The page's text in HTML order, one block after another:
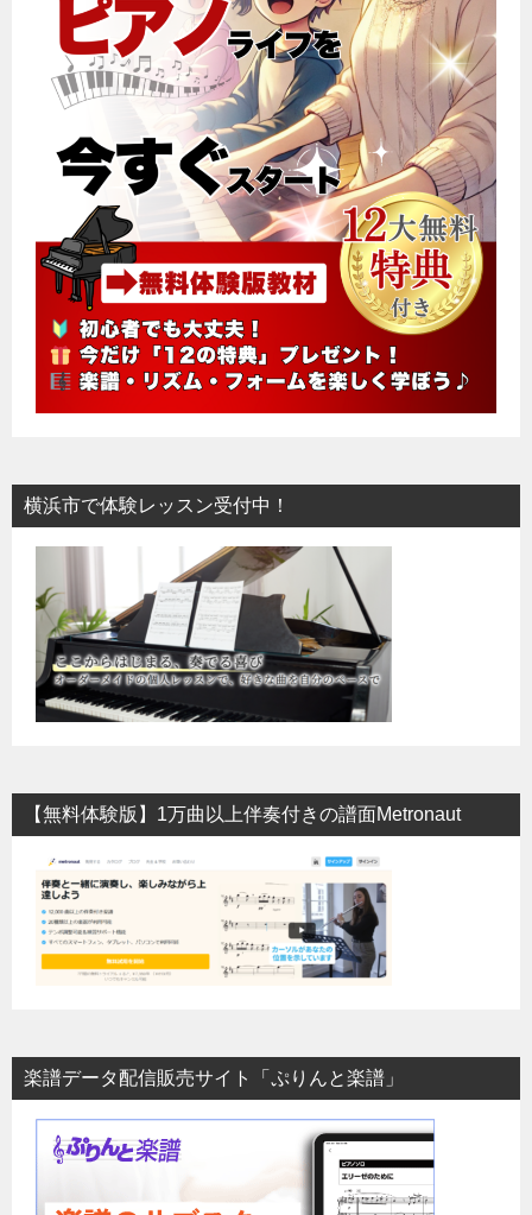
横浜市で体験レッスン受付中！
【無料体験版】1万曲以上伴奏付きの譜面Metronaut
楽譜データ配信販売サイト「ぷりんと楽譜」